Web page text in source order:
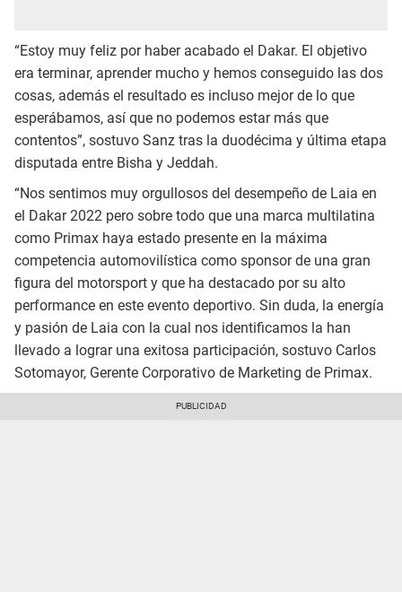
“Estoy muy feliz por haber acabado el Dakar. El objetivo
era terminar, aprender mucho y hemos conseguido las dos
cosas, además el resultado es incluso mejor de lo que
esperábamos, así que no podemos estar más que
contentos”, sostuvo Sanz tras la duodécima y última etapa
disputada entre Bisha y Jeddah.
“Nos sentimos muy orgullosos del desempeño de Laia en
el Dakar 2022 pero sobre todo que una marca multilatina
como Primax haya estado presente en la máxima
competencia automovilística como sponsor de una gran
figura del motorsport y que ha destacado por su alto
performance en este evento deportivo. Sin duda, la energía
y pasión de Laia con la cual nos identificamos la han
llevado a lograr una exitosa participación, sostuvo Carlos
Sotomayor, Gerente Corporativo de Marketing de Primax.